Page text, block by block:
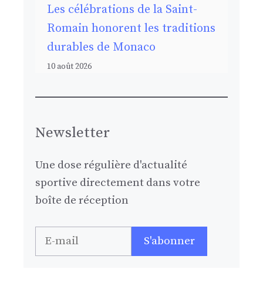
Les célébrations de la Saint-
Romain honorent les traditions
durables de Monaco
10 août 2026
Newsletter
Une dose régulière d'actualité
sportive directement dans votre
boîte de réception